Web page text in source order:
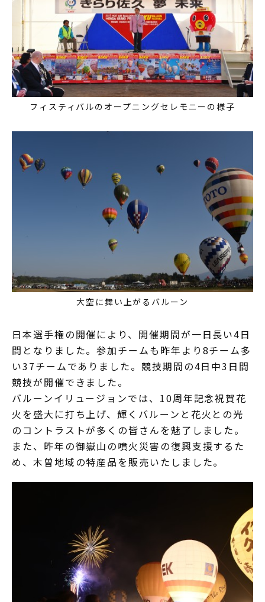
フィスティバルのオープニングセレモニーの様子
大空に舞い上がるバルーン
日本選手権の開催により、開催期間が一日長い4日
間となりました。参加チームも昨年より8チーム多
い37チームでありました。競技期間の4日中3日間
競技が開催できました。
バルーンイリュージョンでは、10周年記念祝賀花
火を盛大に打ち上げ、輝くバルーンと花火との光
のコントラストが多くの皆さんを魅了しました。
また、昨年の御嶽山の噴火災害の復興支援するた
め、木曽地域の特産品を販売いたしました。